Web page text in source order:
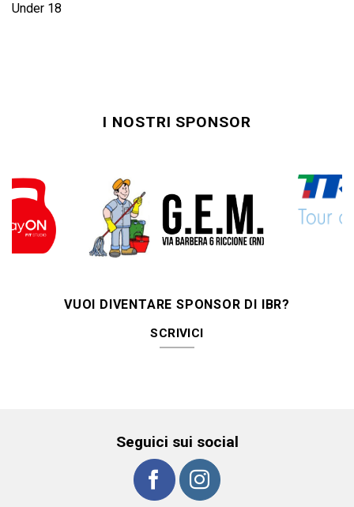
Under 18
I NOSTRI SPONSOR
VUOI DIVENTARE SPONSOR DI IBR?
SCRIVICI
Seguici sui social